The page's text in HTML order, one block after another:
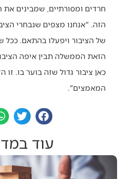
חרדים ומסורתיים, שמבינים
הזה. "אנחנו מצפים שנבחרי
של הציבור ויפעלו בהתאם. ככל
הזאת הממשלה תבין איפה
המאמצים".
עוד